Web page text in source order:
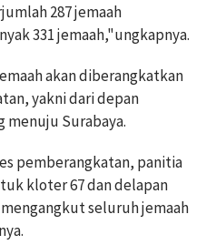
287 jemaah
331 jemaah,"ungkapnya.
akan diberangkatkan
yakni dari depan
menuju Surabaya.
pemberangkatan, panitia
kloter 67 dan delapan
seluruh jemaah